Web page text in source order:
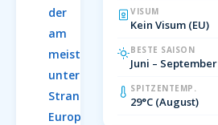
der
am
meisten
unterschätzten
Stranddestinationen
Europas.
VISUM
Kein Visum (EU)
BESTE SAISON
Juni – September
SPITZENTEMP.
29°C (August)